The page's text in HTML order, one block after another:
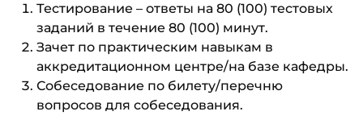
Тестирование – ответы на 80 (100) тестовых
заданий в течение 80 (100) минут.
Зачет по практическим навыкам в
аккредитационном центре/на базе кафедры.
Собеседование по билету/перечню
вопросов для собеседования.